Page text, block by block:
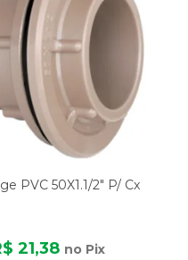
PVC 50X1.1/2" P/ Cx
21,38 no Pix